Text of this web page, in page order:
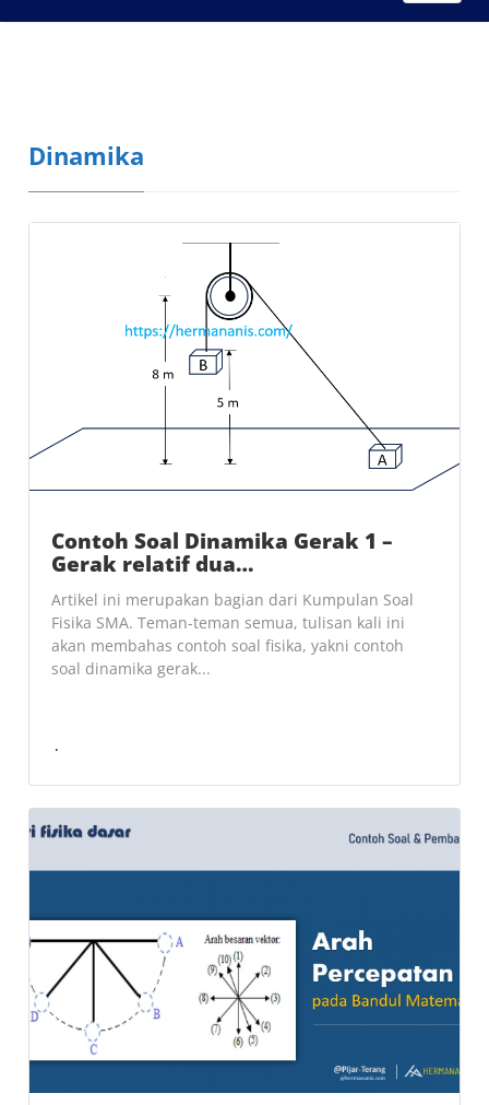
Dinamika
Contoh Soal Dinamika Gerak 1 –
Gerak relatif dua…
Artikel ini merupakan bagian dari Kumpulan Soal
Fisika SMA. Teman-teman semua, tulisan kali ini
akan membahas contoh soal fisika, yakni contoh
soal dinamika gerak...